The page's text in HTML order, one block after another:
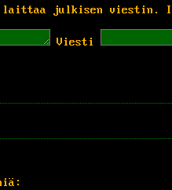
laittaa julkisen viestin.
Viesti